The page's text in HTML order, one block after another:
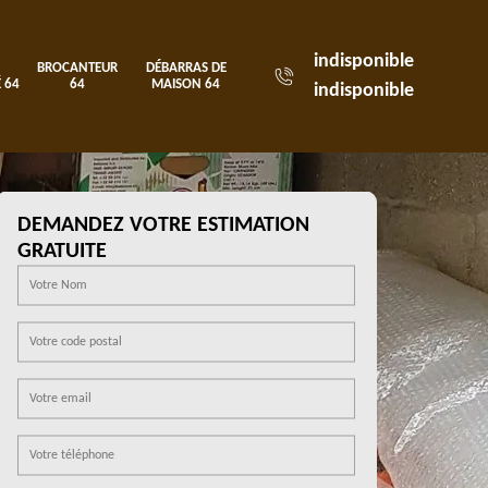
64
BROCANTEUR
64
DÉBARRAS DE
MAISON 64
indisponible
indisponible
DEMANDEZ VOTRE ESTIMATION
GRATUITE